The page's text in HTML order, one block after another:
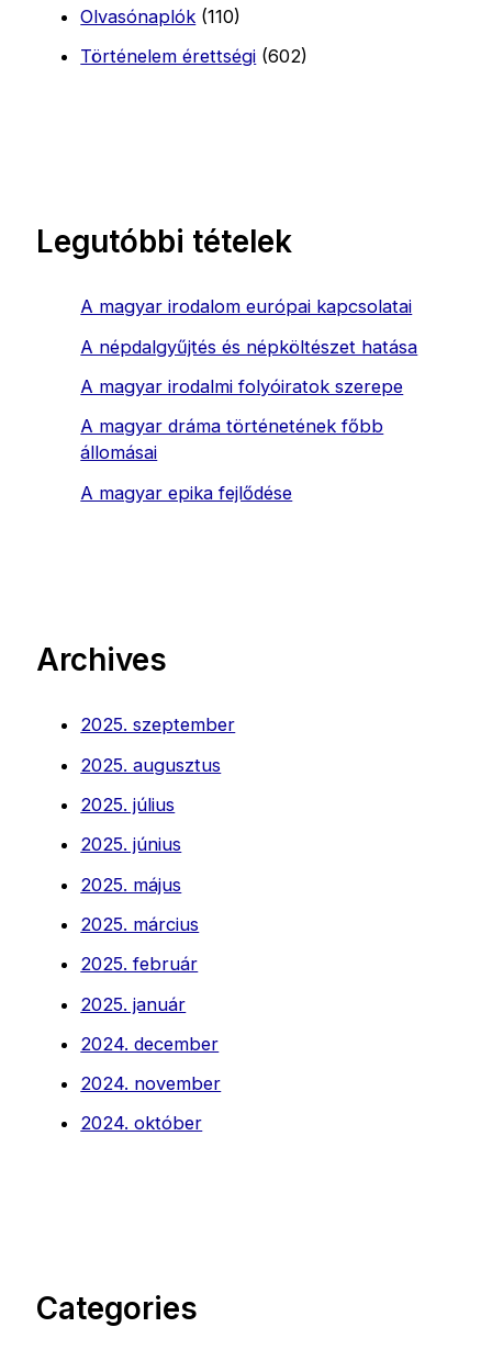
Olvasónaplók (110)
Történelem érettségi (602)
Legutóbbi tételek
A magyar irodalom európai kapcsolatai
A népdalgyűjtés és népköltészet hatása
A magyar irodalmi folyóiratok szerepe
A magyar dráma történetének főbb
állomásai
A magyar epika fejlődése
Archives
2025. szeptember
2025. augusztus
2025. július
2025. június
2025. május
2025. március
2025. február
2025. január
2024. december
2024. november
2024. október
Categories